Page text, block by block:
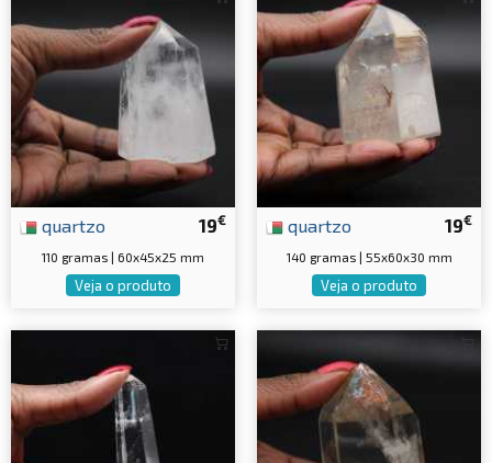
19€
quartzo
110 gramas | 60x45x25 mm
Veja o produto
19€
quartzo
140 gramas | 55x60x30 mm
Veja o produto